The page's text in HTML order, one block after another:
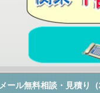
メール無料相談・見積り（